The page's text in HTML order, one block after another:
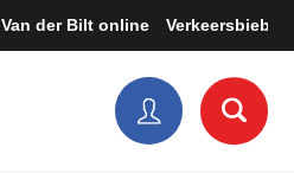
Van der Bilt online Verkeersbieb